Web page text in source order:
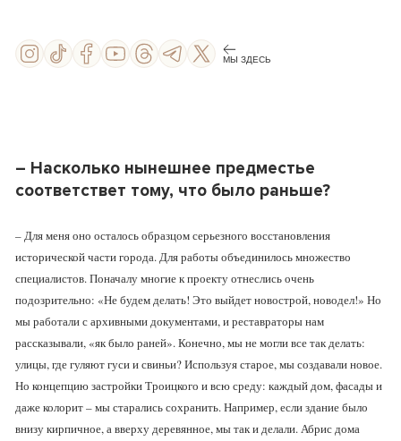
МЫ ЗДЕСЬ
– Насколько нынешнее предместье
соответствет тому, что было раньше?
– Для меня оно осталось образцом серьезного восстановления
исторической части города. Для работы объединилось множество
специалистов. Поначалу многие к проекту отнеслись очень
подозрительно: «Не будем делать! Это выйдет новострой, новодел!» Но
мы работали с архивными документами, и реставраторы нам
рассказывали, «як было раней». Конечно, мы не могли все так делать:
улицы, где гуляют гуси и свиньи? Используя старое, мы создавали новое.
Но концепцию застройки Троицкого и всю среду: каждый дом, фасады и
даже колорит – мы старались сохранить. Например, если здание было
внизу кирпичное, а вверху деревянное, мы так и делали. Абрис дома